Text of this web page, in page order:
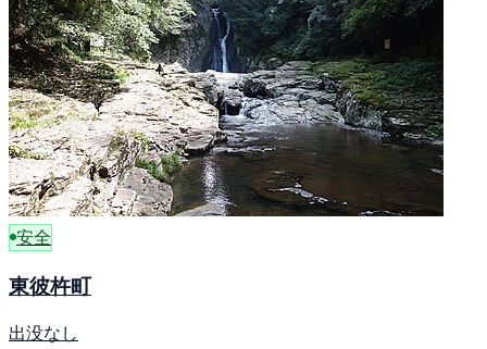
安全
東彼杵町
出没なし